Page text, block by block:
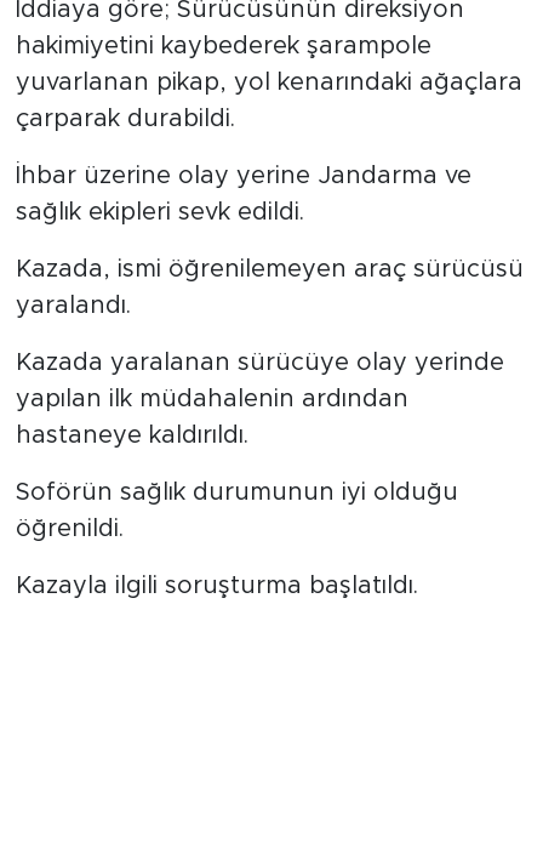
İddiaya göre; Sürücüsünün direksiyon
hakimiyetini kaybederek şarampole
yuvarlanan pikap, yol kenarındaki ağaçlara
çarparak durabildi.
İhbar üzerine olay yerine Jandarma ve
sağlık ekipleri sevk edildi.
Kazada, ismi öğrenilemeyen araç sürücüsü
yaralandı.
Kazada yaralanan sürücüye olay yerinde
yapılan ilk müdahalenin ardından
hastaneye kaldırıldı.
Soförün sağlık durumunun iyi olduğu
öğrenildi.
Kazayla ilgili soruşturma başlatıldı.